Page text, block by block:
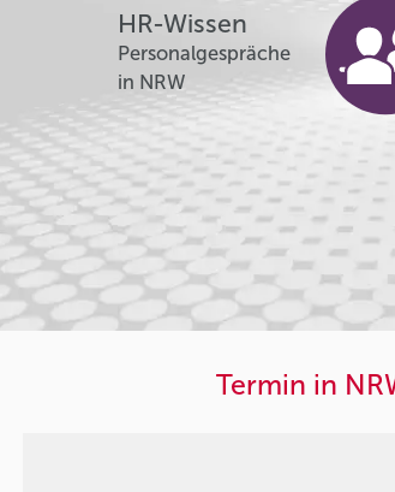
HR-Wissen
Personalgespräche
in NRW
Termin in